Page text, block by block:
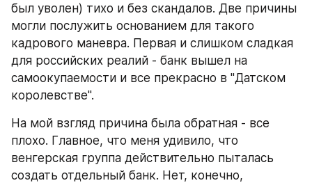
был уволен) тихо и без скандалов. Две причины
могли послужить основанием для такого
кадрового маневра. Первая и слишком сладкая
для российских реалий - банк вышел на
самоокупаемости и все прекрасно в "Датском
королевстве".
На мой взгляд причина была обратная - все
плохо. Главное, что меня удивило, что
венгерская группа действительно пыталась
создать отдельный банк. Нет, конечно,